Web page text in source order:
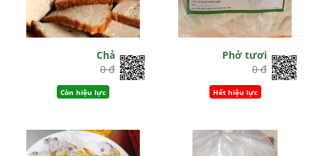
Chả
0 đ
Còn hiệu lực
Phở tươi
0 đ
Hết hiệu lực